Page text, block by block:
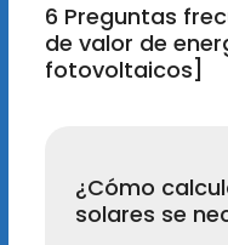
6 Preguntas
de valor de
fotovoltaicos]
¿Cómo
solares se